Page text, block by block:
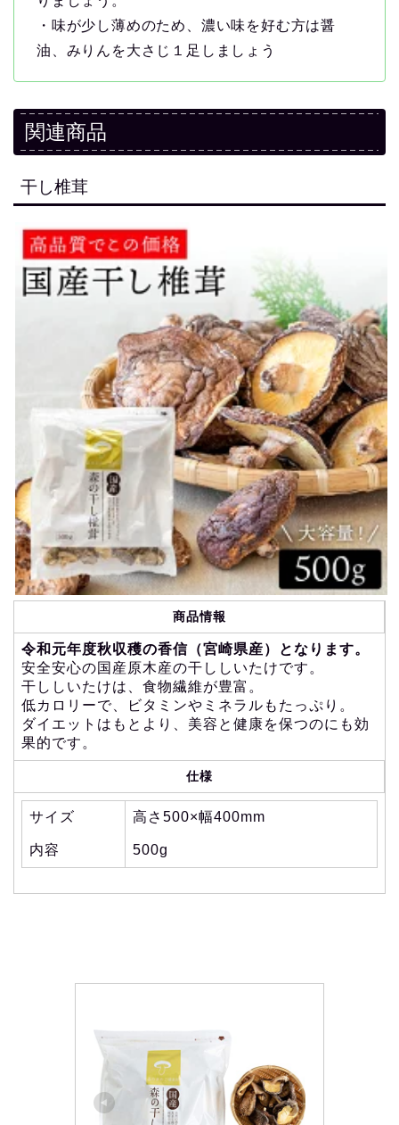
・味が少し薄めのため、濃い味を好む方は醤
油、みりんを大さじ１足しましょう
関連商品
干し椎茸
商品情報
令和元年度秋収穫の香信（宮崎県産）となります。
安全安心の国産原木産の干ししいたけです。
干ししいたけは、食物繊維が豊富。
低カロリーで、ビタミンやミネラルもたっぷり。
ダイエットはもとより、美容と健康を保つのにも効
果的です。
仕様
サイズ 高さ500×幅400mm
内容 500g